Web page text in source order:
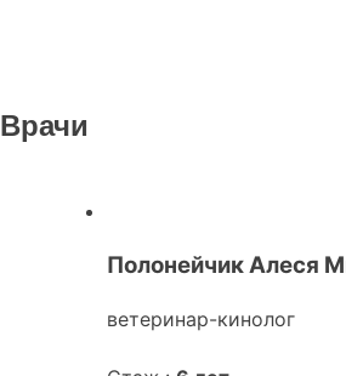
Врачи
Полонейчик Алеся
ветеринар-кинолог